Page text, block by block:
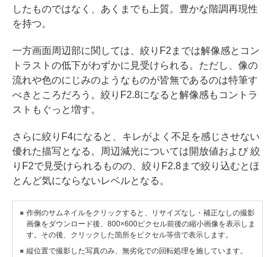
したものではなく、あくまでも上質。豊かな階調再現性
を持つ。
一方画面周辺部に関しては、絞りF2までは解像感とコン
トラストの低下がわずかに見受けられる。ただし、像の
流れや色のにじみのようなものが皆無であるのは特筆す
べきところだろう。絞りF2.8になると解像感もコントラ
ストもぐっと増す。
さらに絞りF4になると、キレがよく不足を感じさせない
優れた描写となる。周辺減光については開放値および 絞
りF2で見受けられるものの、絞りF2.8まで絞り込むとほ
とんど気にならないレベルとなる。
作例のサムネイルをクリックすると、リサイズなし・補正なしの撮影
画像をダウンロード後、800×600ピクセル前後の縮小画像を表示しま
す。その後、クリックした箇所をピクセル等倍で表示します。
縦位置で撮影した写真のみ、無劣化での回転処理を施しています。